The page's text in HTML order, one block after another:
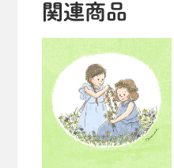
関連商品